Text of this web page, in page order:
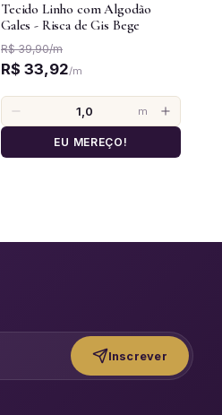
Tecido Linho com Algodão
Gales - Risca de Gis Bege
R$ 39,90/m
R$ 33,92/m
m
EU MEREÇO!
Inscrever